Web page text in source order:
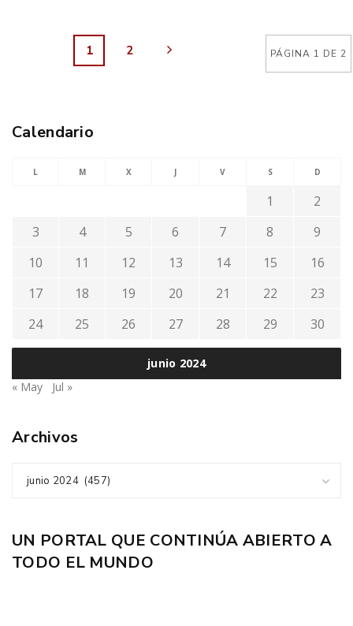
PÁGINA 1 DE 2
1 2
Calendario
junio 2024
L M X J V S D
1
2
3
4 5 6 7 8
9
10
11 12 13 14 15
16
17
18 19 20 21 22
23
24
25 26 27 28 29 30
« May Jul »
Archivos
junio 2024 (457)
UN PORTAL QUE CONTINÚA ABIERTO A
TODO EL MUNDO